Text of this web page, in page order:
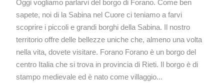
Oggi vogliamo parlarvi del borgo di Forano. Come ben
sapete, noi di la Sabina nel Cuore ci teniamo a farvi
scoprire i piccoli e grandi borghi della Sabina. Il nostro
territorio offre delle bellezze uniche che, almeno una volta
nella vita, dovete visitare. Forano Forano è un borgo del
centro Italia che si trova in provincia di Rieti. Il borgo è di
stampo medievale ed è nato come villaggio...